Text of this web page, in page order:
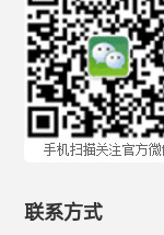
联系方式